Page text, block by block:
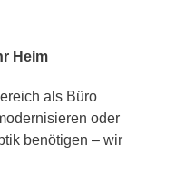
Heim
als Büro
oder
benötigen – wir